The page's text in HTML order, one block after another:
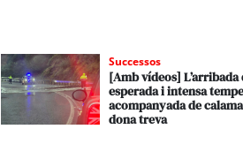
Successos
[Amb vídeos] L’arribada
esperada i intensa
acompanyada de
dona treva